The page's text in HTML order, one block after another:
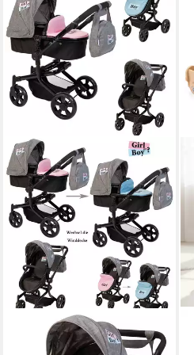
ELLA & PIET®
Kombi-Puppenwagen